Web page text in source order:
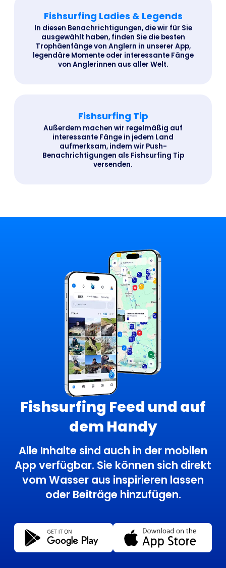
Fishsurfing Ladies & Legends
In diesen Benachrichtigungen, die wir für Sie
ausgewählt haben, finden Sie die besten
Trophäenfänge von Anglern in unserer App,
legendäre Momente oder interessante Fänge
von Anglerinnen aus aller Welt.
Fishsurfing Tip
Außerdem machen wir regelmäßig auf
interessante Fänge in jedem Land
aufmerksam, indem wir Push-
Benachrichtigungen als Fishsurfing Tip
versenden.
Fishsurfing Feed und auf
dem Handy
Alle Inhalte sind auch in der mobilen
App verfügbar. Sie können sich direkt
vom Wasser aus inspirieren lassen
oder Beiträge hinzufügen.